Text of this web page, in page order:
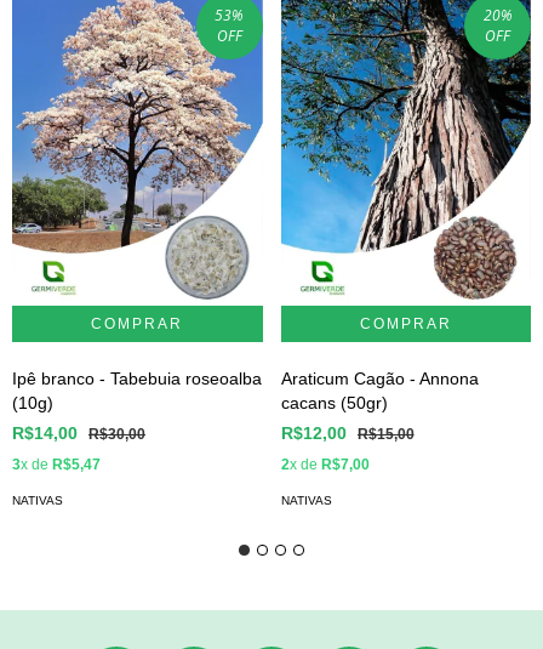
53%
OFF
Ipê branco - Tabebuia roseoalba
(10g)
R$14,00
R$30,00
3x de R$5,47
NATIVAS
20%
OFF
Araticum Cagão - Annona
cacans (50gr)
R$12,00
R$15,00
2x de R$7,00
NATIVAS